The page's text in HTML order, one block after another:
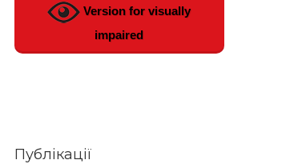
Version for visually
impaired
Публікації